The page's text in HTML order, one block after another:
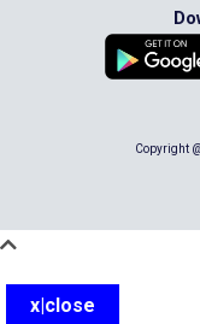
Copyright
x|close